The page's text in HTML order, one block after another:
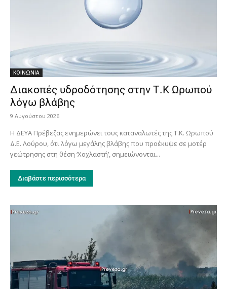
ΚΟΙΝΩΝΙΑ
Διακοπές υδροδότησης στην Τ.Κ Ωρωπού
λόγω βλάβης
9 Αυγούστου 2026
Η ΔΕΥΑ Πρέβεζας ενημερώνει τους καταναλωτές της Τ.Κ. Ωρωπού
Δ.Ε. Λούρου, ότι λόγω μεγάλης βλάβης που προέκυψε σε μοτέρ
γεώτρησης στη θέση ‘Χοχλαστή’, σημειώνονται...
Διαβάστε περισσότερα